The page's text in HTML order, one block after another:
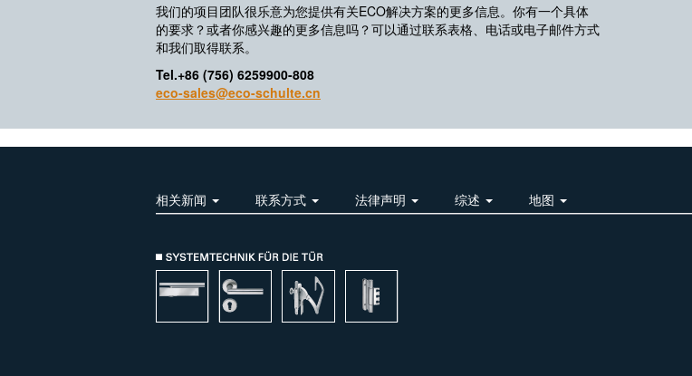
我们的项目团队很乐意为您提供有关ECO解决方案的更多信息。你有一个具体
的要求？或者你感兴趣的更多信息吗？可以通过联系表格、电话或电子邮件方式
和我们取得联系。
Tel.+86 (756) 6259900-808
eco-sales@eco-schulte.cn
相关新闻 联系方式 法律声明 综述 地图